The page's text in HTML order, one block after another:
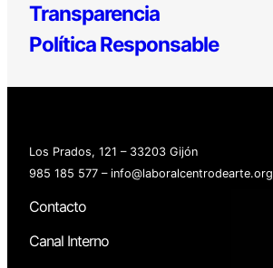
Transparencia
Política Responsable
Los Prados, 121 – 33203 Gijón
985 185 577 – info@laboralcentrodearte.org
Contacto
Canal Interno